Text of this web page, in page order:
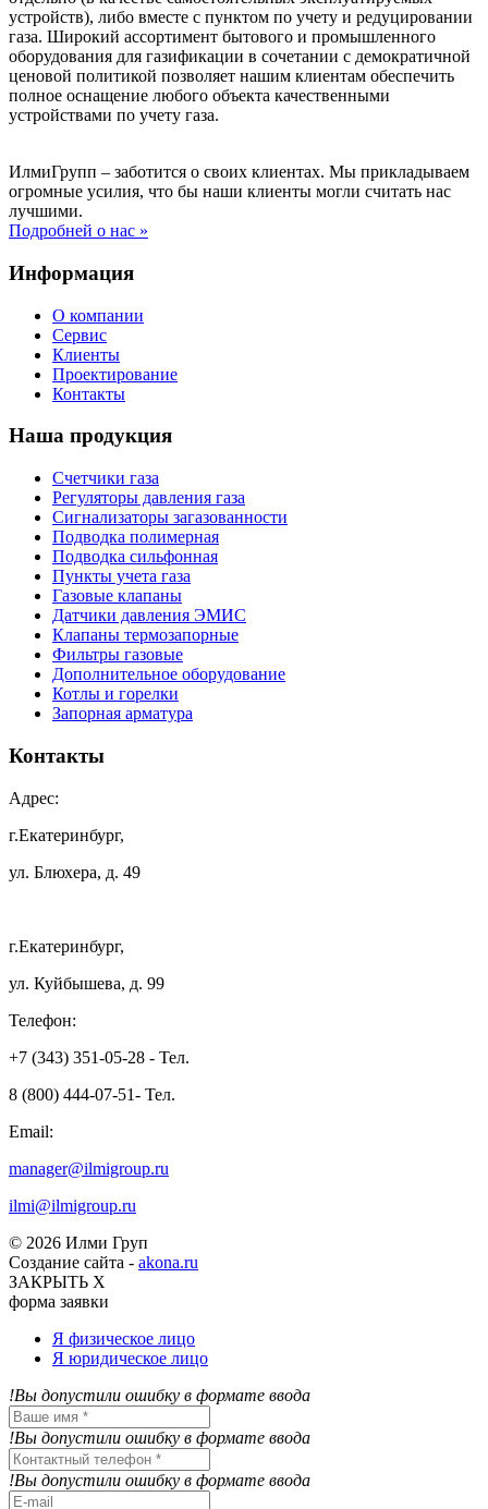
устройств), либо вместе с пунктом по учету и редуцировании
газа. Широкий ассортимент бытового и промышленного
оборудования для газификации в сочетании с демократичной
ценовой политикой позволяет нашим клиентам обеспечить
полное оснащение любого объекта качественными
устройствами по учету газа.
ИлмиГрупп – заботится о своих клиентах. Мы прикладываем
огромные усилия, что бы наши клиенты могли считать нас
лучшими.
Подробней о нас »
Информация
О компании
Сервис
Клиенты
Проектирование
Контакты
Наша продукция
Счетчики газа
Регуляторы давления газа
Сигнализаторы загазованности
Подводка полимерная
Подводка сильфонная
Пункты учета газа
Газовые клапаны
Датчики давления ЭМИС
Клапаны термозапорные
Фильтры газовые
Дополнительное оборудование
Котлы и горелки
Запорная арматура
Контакты
Адрес:
г.Екатеринбург,
ул. Блюхера, д. 49
г.Екатеринбург,
ул. Куйбышева, д. 99
Телефон:
+7 (343) 351-05-28 - Тел.
8 (800) 444-07-51- Тел.
Email:
manager@ilmigroup.ru
ilmi@ilmigroup.ru
© 2026 Илми Груп
Создание сайта - akona.ru
ЗАКРЫТЬ Х
форма заявки
Я физическое лицо
Я юридическое лицо
!Вы допустили ошибку в формате ввода
!Вы допустили ошибку в формате ввода
!Вы допустили ошибку в формате ввода